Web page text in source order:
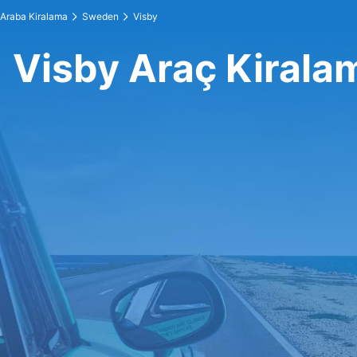
Araba Kiralama Sweden Visby
Visby Araç